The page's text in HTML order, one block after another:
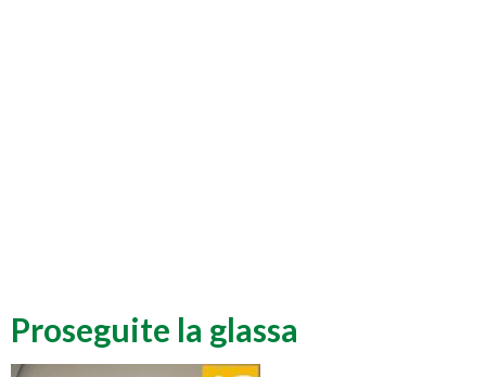
Proseguite la glassa